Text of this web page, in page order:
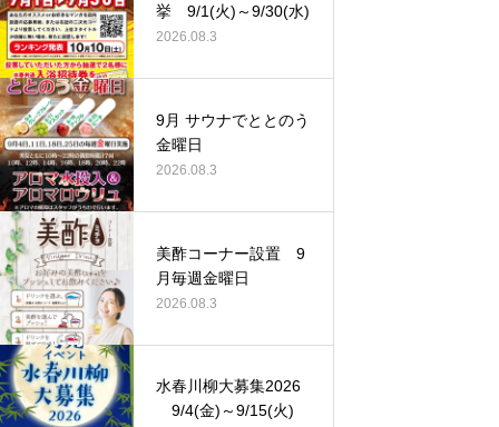
挙 9/1(火)～9/30(水)
2026.08.3
9月 サウナでととのう
金曜日
2026.08.3
美酢コーナー設置 9
月毎週金曜日
2026.08.3
水春川柳大募集2026
9/4(金)～9/15(火)